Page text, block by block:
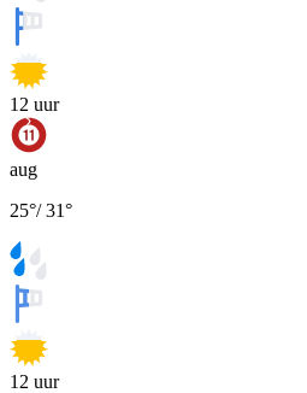
12 uur
aug
25°/31°
12 uur